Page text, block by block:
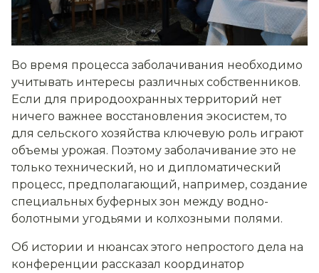
Во время процесса заболачивания необходимо
учитывать интересы различных собственников.
Если для природоохранных территорий нет
ничего важнее восстановления экосистем, то
для сельского хозяйства ключевую роль играют
объемы урожая. Поэтому заболачивание это не
только технический, но и дипломатический
процесс, предполагающий, например, создание
специальных буферных зон между водно-
болотными угодьями и колхозными полями.
Об истории и нюансах этого непростого дела на
конференции рассказал координатор